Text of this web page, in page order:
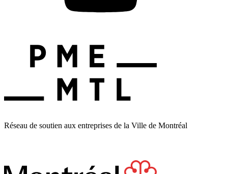
Réseau de soutien aux entreprises de la Ville de Montréal